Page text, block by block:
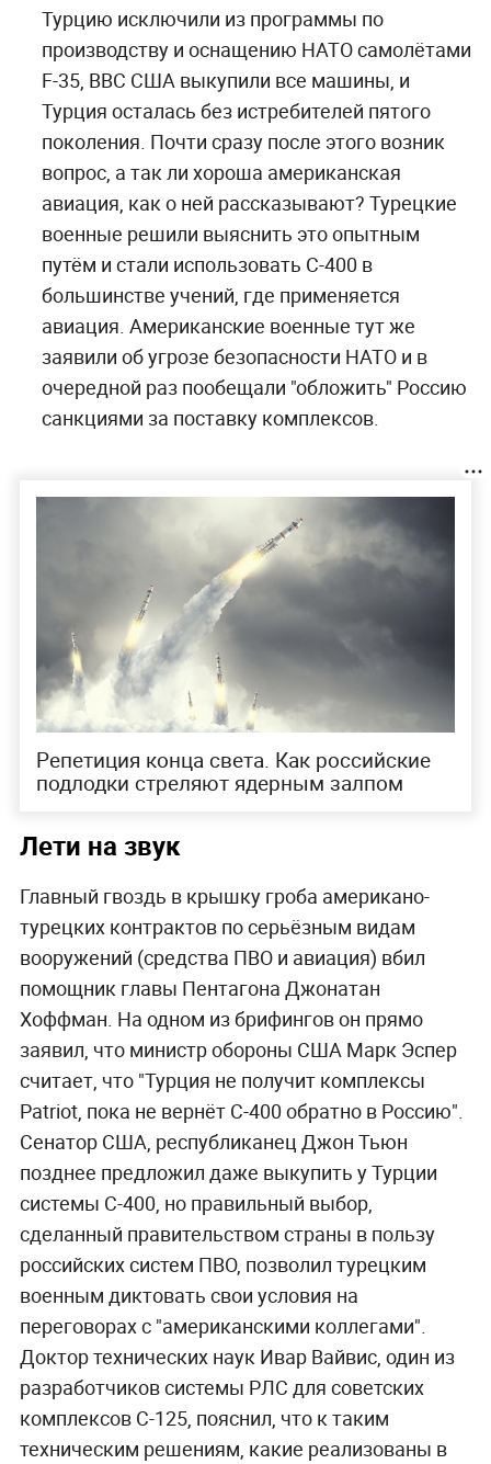
Турцию исключили из программы по
производству и оснащению НАТО самолётами
F-35, ВВС США выкупили все машины, и
Турция осталась без истребителей пятого
поколения. Почти сразу после этого возник
вопрос, а так ли хороша американская
авиация, как о ней рассказывают? Турецкие
военные решили выяснить это опытным
путём и стали использовать С-400 в
большинстве учений, где применяется
авиация. Американские военные тут же
заявили об угрозе безопасности НАТО и в
очередной раз пообещали "обложить" Россию
санкциями за поставку комплексов.
Репетиция конца света. Как российские
подлодки стреляют ядерным залпом
Лети на звук
Главный гвоздь в крышку гроба американо-
турецких контрактов по серьёзным видам
вооружений (средства ПВО и авиация) вбил
помощник главы Пентагона Джонатан
Хоффман. На одном из брифингов он прямо
заявил, что министр обороны США Марк Эспер
считает, что "Турция не получит комплексы
Patriot, пока не вернёт С-400 обратно в Россию".
Сенатор США, республиканец Джон Тьюн
позднее предложил даже выкупить у Турции
системы С-400, но правильный выбор,
сделанный правительством страны в пользу
российских систем ПВО, позволил турецким
военным диктовать свои условия на
переговорах с "американскими коллегами".
Доктор технических наук Ивар Вайвис, один из
разработчиков системы РЛС для советских
комплексов С-125, пояснил, что к таким
техническим решениям, какие реализованы в